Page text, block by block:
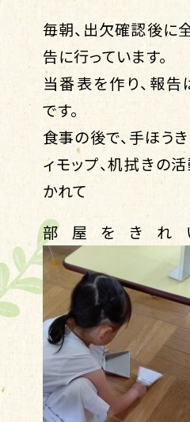
毎朝、出欠確認後に
告に行っています。
当番表を作り、報
です。
食事の後で、手ほう
ィモップ、机拭きの
かれて
部屋をきれ